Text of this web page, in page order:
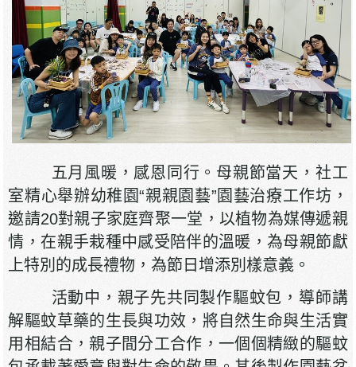
五月風暖，感恩同行。母親節當天，社工
室精心舉辦幼稚園“親親園藝”園藝治療工作坊，
邀請20對親子家庭齊聚一堂，以植物為媒傳遞親
情，在親手栽種中感受陪伴的溫暖，為母親節獻
上特別的成長禮物，為節日增添別樣意義。
活動中，親子先共同製作驅蚊包，導師講
解驅蚊草藥的生長與功效，將自然生命與生活實
用相結合，親子間分工合作，一個個精緻的驅蚊